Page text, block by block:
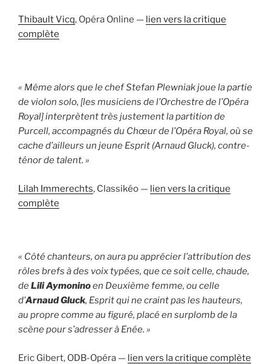
Thibault Vicq, Opéra Online — lien vers la critique
complète
« Même alors que le chef Stefan Plewniak joue la partie
de violon solo, [les musiciens de l’Orchestre de l’Opéra
Royal] interprètent très justement la partition de
Purcell, accompagnés du Chœur de l’Opéra Royal, où se
cache d’ailleurs un jeune Esprit (Arnaud Gluck), contre-
ténor de talent. »
Lilah Immerechts, Classikéo — lien vers la critique
complète
« Côté chanteurs, on aura pu apprécier l’attribution des
rôles brefs à des voix typées, que ce soit celle, chaude,
deLili Aymoninoen Deuxième femme, ou celle
d’Arnaud Gluck, Esprit qui ne craint pas les hauteurs,
au propre comme au figuré, placé en surplomb de la
scène pour s’adresser à Enée. »
Eric Gibert, ODB-Opéra — lien vers la critique complète